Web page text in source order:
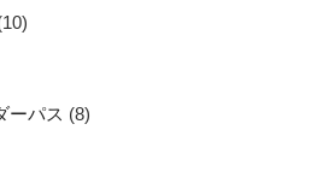
ーパス (8)